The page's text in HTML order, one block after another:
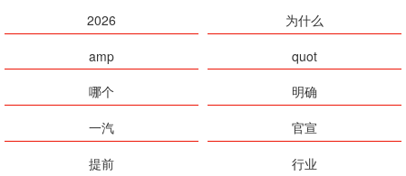
2026
为什么
amp
quot
哪个
明确
一汽
官宣
提前
行业